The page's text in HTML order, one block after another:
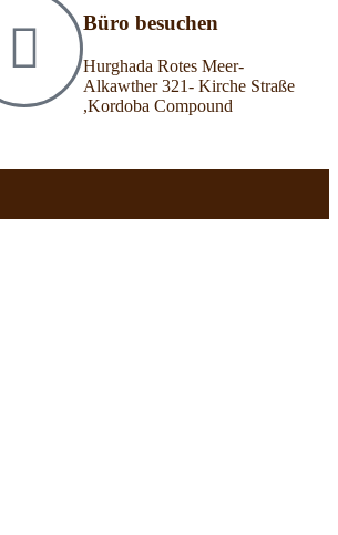
Büro besuchen
Hurghada Rotes Meer-
Alkawther 321- Kirche Straße
,Kordoba Compound